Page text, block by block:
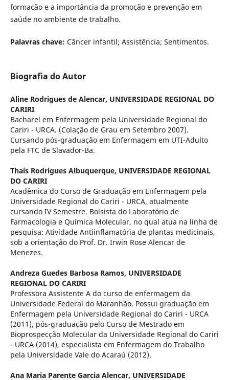
formação e a importância da promoção e prevenção em
saúde no ambiente de trabalho.
Palavras chave: Câncer infantil; Assistência; Sentimentos.
Biografia do Autor
Aline Rodrigues de Alencar, UNIVERSIDADE REGIONAL DO
CARIRI
Bacharel em Enfermagem pela Universidade Regional do
Cariri - URCA. (Colação de Grau em Setembro 2007).
Cursando pós-graduação em Enfermagem em UTI-Adulto
pela FTC de Slavador-Ba.
Thaís Rodrigues Albuquerque, UNIVERSIDADE REGIONAL
DO CARIRI
Acadêmica do Curso de Graduação em Enfermagem pela
Universidade Regional do Cariri - URCA, atualmente
cursando IV Semestre. Bolsista do Laboratório de
Farmacologia e Química Molecular, no qual atua na linha de
pesquisa: Atividade Antiinflamatória de plantas medicinais,
sob a orientação do Prof. Dr. Irwin Rose Alencar de
Menezes.
Andreza Guedes Barbosa Ramos, UNIVERSIDADE
REGIONAL DO CARIRI
Professora Assistente A do curso de enfermagem da
Universidade Federal do Maranhão. Possui graduação em
Enfermagem pela Universidade Regional do Cariri - URCA
(2011), pós-graduação pelo Curso de Mestrado em
Bioprospecção Molecular da Universidade Regional do Cariri
- URCA (2014), especialista em Enfermagem do Trabalho
pela Universidade Vale do Acaraú (2012).
Ana Maria Parente Garcia Alencar, UNIVERSIDADE